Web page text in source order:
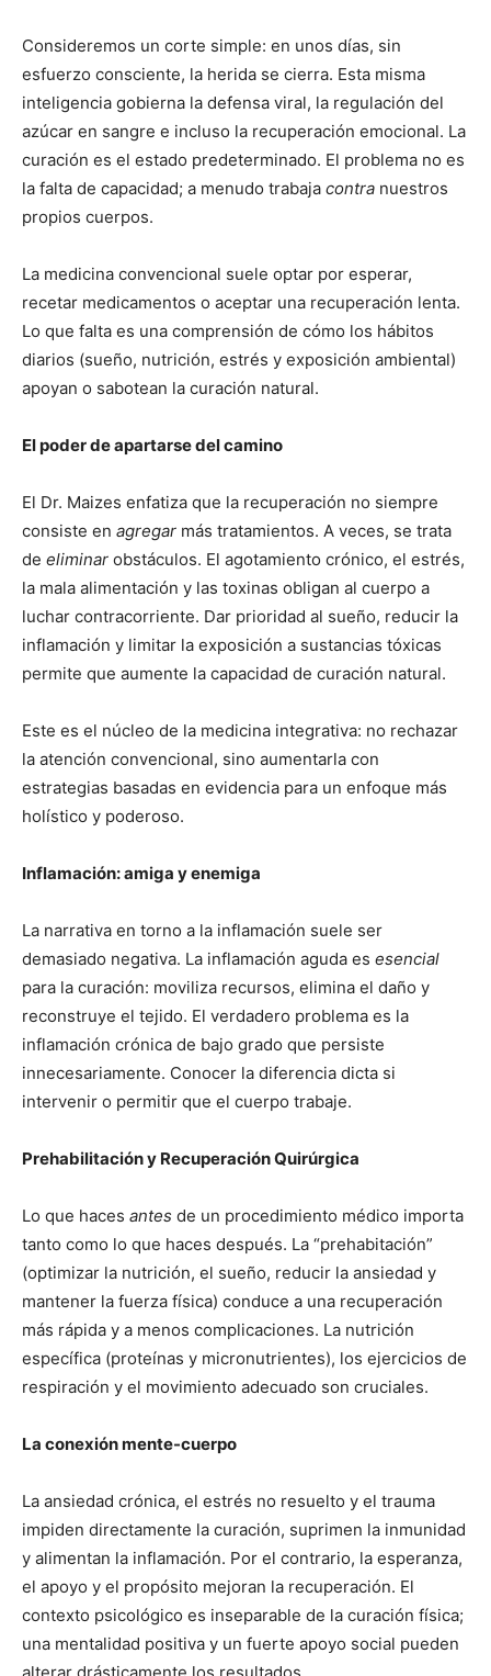
Consideremos un corte simple: en unos días, sin
esfuerzo consciente, la herida se cierra. Esta misma
inteligencia gobierna la defensa viral, la regulación del
azúcar en sangre e incluso la recuperación emocional. La
curación es el estado predeterminado. El problema no es
la falta de capacidad; a menudo trabaja contra nuestros
propios cuerpos.
La medicina convencional suele optar por esperar,
recetar medicamentos o aceptar una recuperación lenta.
Lo que falta es una comprensión de cómo los hábitos
diarios (sueño, nutrición, estrés y exposición ambiental)
apoyan o sabotean la curación natural.
El poder de apartarse del camino
El Dr. Maizes enfatiza que la recuperación no siempre
consiste en agregar más tratamientos. A veces, se trata
de eliminar obstáculos. El agotamiento crónico, el estrés,
la mala alimentación y las toxinas obligan al cuerpo a
luchar contracorriente. Dar prioridad al sueño, reducir la
inflamación y limitar la exposición a sustancias tóxicas
permite que aumente la capacidad de curación natural.
Este es el núcleo de la medicina integrativa: no rechazar
la atención convencional, sino aumentarla con
estrategias basadas en evidencia para un enfoque más
holístico y poderoso.
Inflamación: amiga y enemiga
La narrativa en torno a la inflamación suele ser
demasiado negativa. La inflamación aguda es esencial
para la curación: moviliza recursos, elimina el daño y
reconstruye el tejido. El verdadero problema es la
inflamación crónica de bajo grado que persiste
innecesariamente. Conocer la diferencia dicta si
intervenir o permitir que el cuerpo trabaje.
Prehabilitación y Recuperación Quirúrgica
Lo que haces antes de un procedimiento médico importa
tanto como lo que haces después. La “prehabitación”
(optimizar la nutrición, el sueño, reducir la ansiedad y
mantener la fuerza física) conduce a una recuperación
más rápida y a menos complicaciones. La nutrición
específica (proteínas y micronutrientes), los ejercicios de
respiración y el movimiento adecuado son cruciales.
La conexión mente-cuerpo
La ansiedad crónica, el estrés no resuelto y el trauma
impiden directamente la curación, suprimen la inmunidad
y alimentan la inflamación. Por el contrario, la esperanza,
el apoyo y el propósito mejoran la recuperación. El
contexto psicológico es inseparable de la curación física;
una mentalidad positiva y un fuerte apoyo social pueden